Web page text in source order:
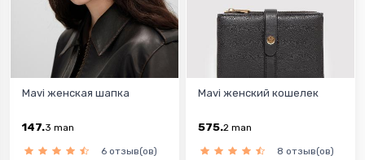
Mavi женская шапка
147.3 man
6 отзыв(ов)
Mavi женский кошелек
575.2 man
8 отзыв(ов)